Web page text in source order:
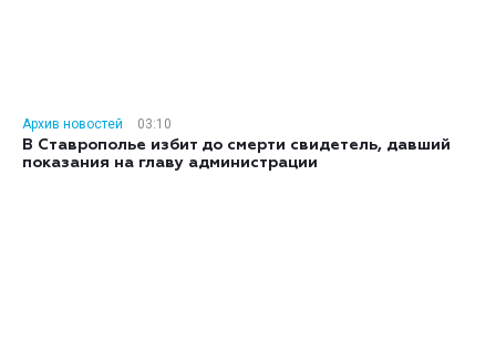
Архив новостей
03:10
В Ставрополье избит до смерти свидетель, давший
показания на главу администрации